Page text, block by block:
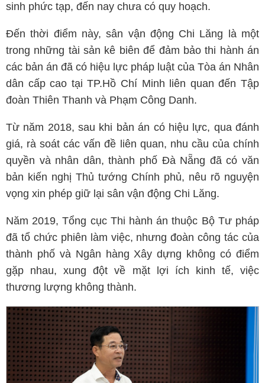
sinh phức tạp, đến nay chưa có quy hoạch.
Đến thời điểm này, sân vận động Chi Lăng là một
trong những tài sản kê biên để đảm bảo thi hành án
các bản án đã có hiệu lực pháp luật của Tòa án Nhân
dân cấp cao tại TP.Hồ Chí Minh liên quan đến Tập
đoàn Thiên Thanh và Phạm Công Danh.
Từ năm 2018, sau khi bản án có hiệu lực, qua đánh
giá, rà soát các vấn đề liên quan, nhu cầu của chính
quyền và nhân dân, thành phố Đà Nẵng đã có văn
bản kiến nghị Thủ tướng Chính phủ, nêu rõ nguyện
vọng xin phép giữ lại sân vận động Chi Lăng.
Năm 2019, Tổng cục Thi hành án thuộc Bộ Tư pháp
đã tổ chức phiên làm việc, nhưng đoàn công tác của
thành phố và Ngân hàng Xây dựng không có điểm
gặp nhau, xung đột về mặt lợi ích kinh tế, việc
thương lượng không thành.